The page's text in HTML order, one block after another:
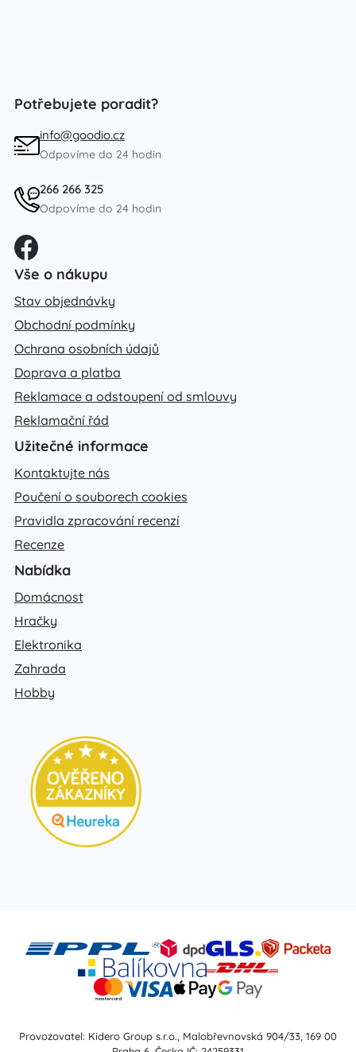
Potřebujete poradit?
info@goodio.cz
Odpovíme do 24 hodin
266 266 325
Odpovíme do 24 hodin
Vše o nákupu
Stav objednávky
Obchodní podmínky
Ochrana osobních údajů
Doprava a platba
Reklamace a odstoupení od smlouvy
Reklamační řád
Užitečné informace
Kontaktujte nás
Poučení o souborech cookies
Pravidla zpracování recenzí
Recenze
Nabídka
Domácnost
Hračky
Elektronika
Zahrada
Hobby
Provozovatel: Kidero Group s.r.o., Malobřevnovská 904/33, 169 00